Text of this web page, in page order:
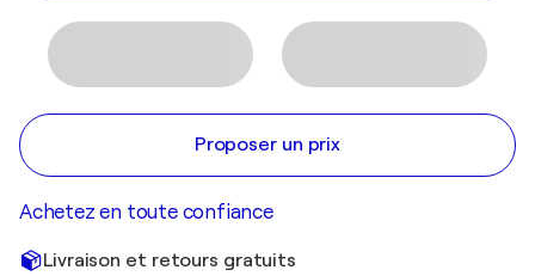
Proposer un prix
Achetez en toute confiance
Livraison et retours gratuits